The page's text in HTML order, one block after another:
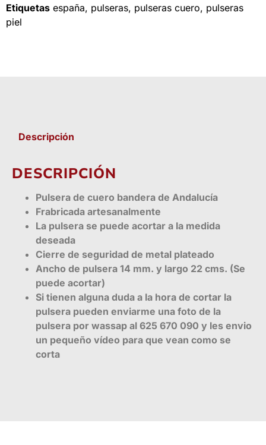
Etiquetas españa, pulseras, pulseras cuero, pulseras
piel
Descripción
DESCRIPCIÓN
Pulsera de cuero bandera de Andalucía
Frabricada artesanalmente
La pulsera se puede acortar a la medida
deseada
Cierre de seguridad de metal plateado
Ancho de pulsera 14 mm. y largo 22 cms. (Se
puede acortar)
Si tienen alguna duda a la hora de cortar la
pulsera pueden enviarme una foto de la
pulsera por wassap al 625 670 090 y les envio
un pequeño vídeo para que vean como se
corta